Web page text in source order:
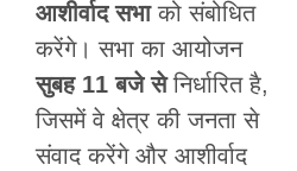
आशीर्वाद सभाको संबोधित
करेंगे। सभा का आयोजन
सुबह 11 बजे सेनिर्धारित है,
जिसमें वे क्षेत्र की जनता से
संवाद करेंगे और आशीर्वाद